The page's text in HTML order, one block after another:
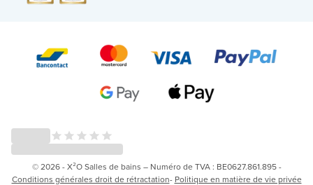
© 2026 - X²O Salles de bains – Numéro de TVA : BE0627.861.895 -
Conditions générales droit de rétractation- Politique en matière de vie privée